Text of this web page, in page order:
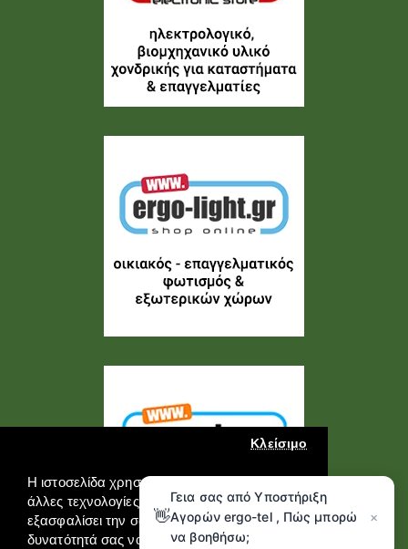
Η ιστοσελίδα χρησιμοποιεί cookies και
άλλες τεχνολογίες καταγραφής για να
εξασφαλίσει την σωστή λειτουργία της, την
δυνατότητά σας να επικοινωνήσετε μαζί
Κλείσιμο
👋
Γεια σας από Υποστήριξη
Αγορών ergo-tel , Πώς μπορώ
να βοηθήσω;
×